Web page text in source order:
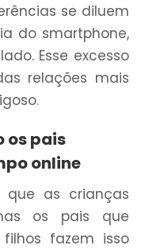
se diluem
do smartphone,
Esse excesso
relações mais
os pais
online
as crianças
os pais que
fazem isso